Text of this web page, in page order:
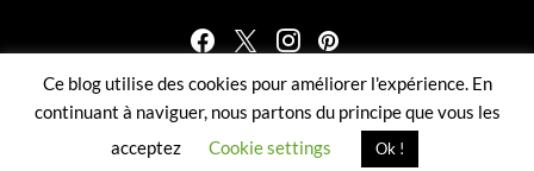
(c) Silencio.fr - tous droits réservés
Ce blog utilise des cookies pour améliorer l'expérience. En
continuant à naviguer, nous partons du principe que vous les
acceptez
Cookie settings Ok !